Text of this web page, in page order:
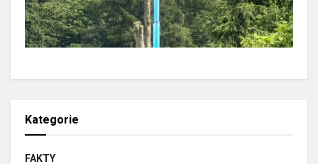
Kategorie
FAKTY